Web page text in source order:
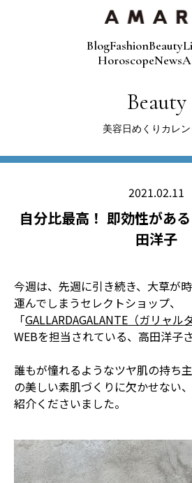
BlogFashionBeauty
HoroscopeNews
Beauty
美容日めくりカレ
2021.02.11
自分比最高！ 即効性があ
田洋子
今週は、先週に引き続き、大草が
運んでしまうセレクトショップ、
「GALLARDAGALANTE（ガリャル
WEBを担当されている、高田洋子
誰もが憧れるようなツヤ肌の持ち
の美しい素肌づくりに欠かせない
紹介くださいました。